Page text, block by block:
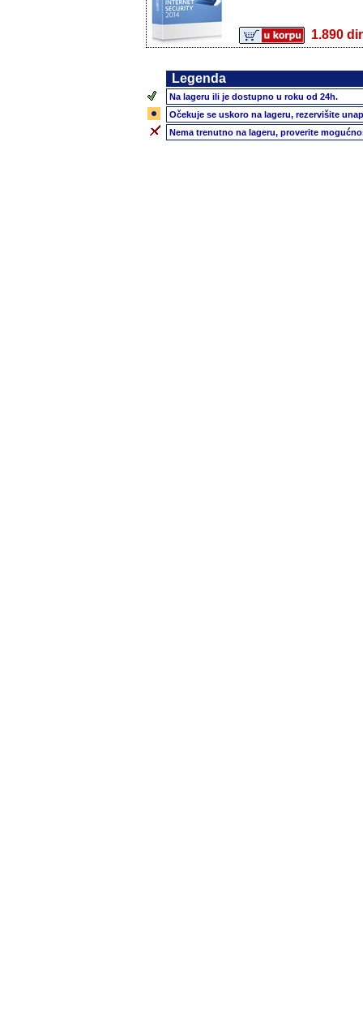
1.890
Legenda
Na lageru ili je dostupno u roku od 24h.
Očekuje se uskoro na lageru, rezervišite
Nema trenutno na lageru, proverite